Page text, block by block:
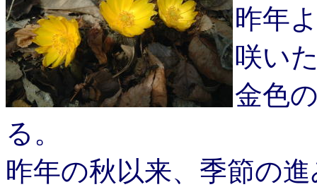
昨年
咲い
金色
る。
昨年の秋以来、季節の